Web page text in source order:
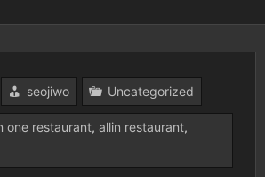
seojiwo Uncategorized
one restaurant, allin restaurant,